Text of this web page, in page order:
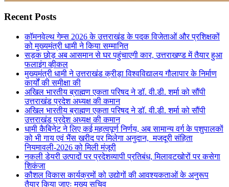
Recent Posts
कॉमनवेल्थ गेम्स 2026 के उत्तराखंड के पदक विजेताओं और प्रशिक्षकों
को मुख्यमंत्री धामी ने किया सम्मानित
सड़क छोड़ अब आसमान से घर पहुंचाएगी कार, उत्तराखण्ड में तैयार हुआ
फलाइंग व्हीकल
मुख्यमंत्री धामी ने उत्तराखंड क्रीड़ा विश्वविद्यालय गौलापार के निर्माण
कार्यों की समीक्षा की
अखिल भारतीय ब्राह्मण एकता परिषद ने डॉ. वी.डी. शर्मा को सौंपी
उत्तराखंड प्रदेश अध्यक्ष की कमान
अखिल भारतीय ब्राह्मण एकता परिषद ने डॉ. वी.डी. शर्मा को सौंपी
उत्तराखंड प्रदेश अध्यक्ष की कमान
धामी कैबिनेट ने लिए कई महत्वपूर्ण निर्णय, अब सामान्य वर्ग के पशुपालकों
को भी गाय एवं भैंस खरीद पर मिलेगा अनुदान, मजदूरी संहिता
नियमावली-2026 को मिली मंजूरी
नकली डेयरी उत्पादों पर प्रदेशव्यापी प्रतिबंध, मिलावटखोरों पर कसेगा
शिकंजा
कौशल विकास कार्यक्रमों को उद्योगों की आवश्यकताओं के अनुरूप
तैयार किया जाएः मुख्य सचिव